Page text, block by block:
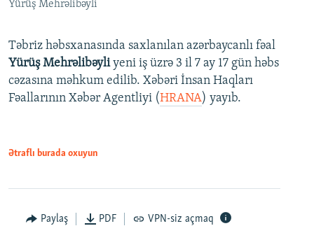
Yürüş Mehrəlibəyli
Təbriz həbsxanasında saxlanılan azərbaycanlı fəal
Yürüş Mehrəlibəyliyeni iş üzrə 3 il 7 ay 17 gün həbs
cəzasına məhkum edilib. Xəbəri İnsan Haqları
Fəallarının Xəbər Agentliyi (HRANA) yayıb.
Ətraflı burada oxuyun
Paylaş PDF VPN-siz açmaq